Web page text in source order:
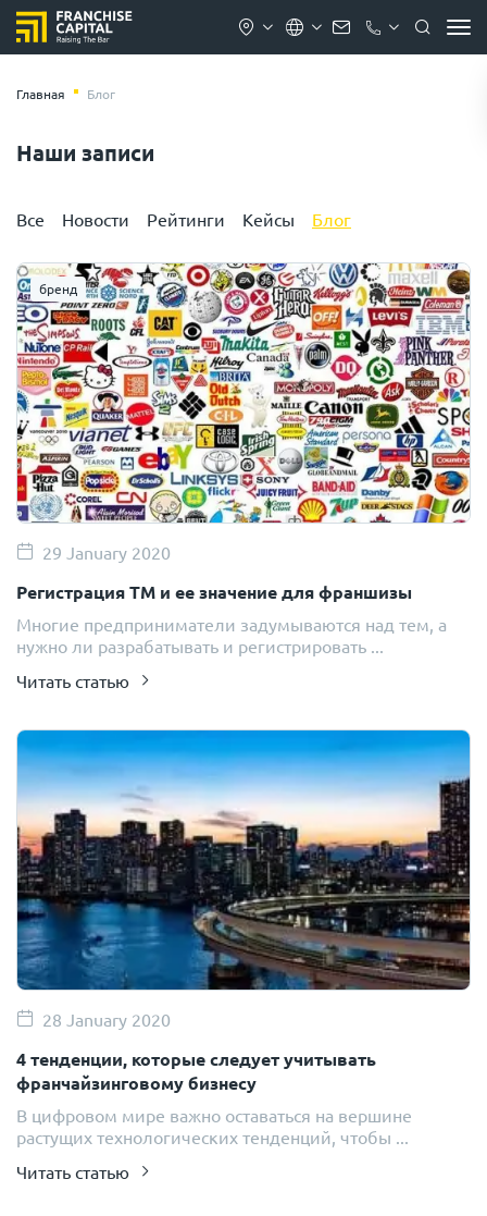
Главная Блог
Наши записи
Все Новости Рейтинги Кейсы Блог
бренд
29 January 2020
Регистрация ТМ и ее значение для франшизы
Многие предприниматели задумываются над тем, а
нужно ли разрабатывать и регистрировать ...
Читать статью
28 January 2020
4 тенденции, которые следует учитывать
франчайзинговому бизнесу
В цифровом мире важно оставаться на вершине
растущих технологических тенденций, чтобы ...
Читать статью